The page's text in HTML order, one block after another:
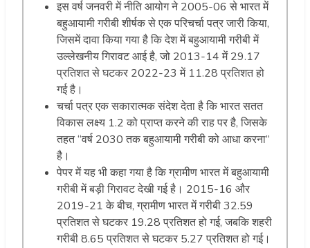
इस वर्ष जनवरी में नीति आयोग ने 2005-06 से भारत में
बहुआयामी गरीबी शीर्षक से एक परिचर्चा पत्र जारी किया,
जिसमें दावा किया गया है कि देश में बहुआयामी गरीबी में
उल्लेखनीय गिरावट आई है, जो 2013-14 में 29.17
प्रतिशत से घटकर 2022-23 में 11.28 प्रतिशत हो
गई है।
चर्चा पत्र एक सकारात्मक संदेश देता है कि भारत सतत
विकास लक्ष्य 1.2 को प्राप्त करने की राह पर है, जिसके
तहत “वर्ष 2030 तक बहुआयामी गरीबी को आधा करना”
है।
पेपर में यह भी कहा गया है कि ग्रामीण भारत में बहुआयामी
गरीबी में बड़ी गिरावट देखी गई है। 2015-16 और
2019-21 के बीच, ग्रामीण भारत में गरीबी 32.59
प्रतिशत से घटकर 19.28 प्रतिशत हो गई, जबकि शहरी
गरीबी 8.65 प्रतिशत से घटकर 5.27 प्रतिशत हो गई।